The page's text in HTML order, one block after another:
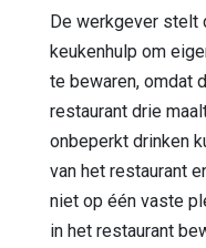
De werkgever stelt
keukenhulp om
te bewaren, omdat
restaurant drie
onbeperkt drinken
van het restaurant
niet op één vaste
in het restaurant